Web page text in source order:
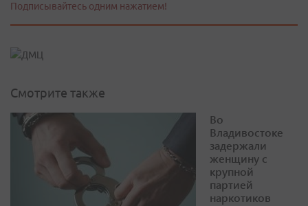
Подписывайтесь одним нажатием!
Смотрите также
Во
Владивостоке
задержали
женщину с
крупной
партией
наркотиков